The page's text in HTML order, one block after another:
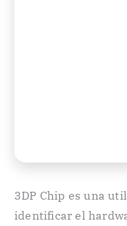
3DP Chip es una
identificar el